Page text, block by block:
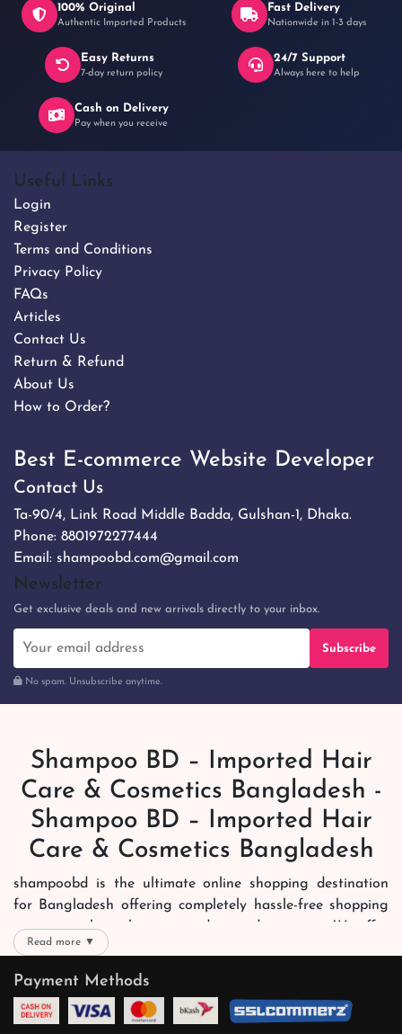
100% Original
Authentic Imported Products
Fast Delivery
Nationwide in 1-3 days
Easy Returns
7-day return policy
24/7 Support
Always here to help
Cash on Delivery
Pay when you receive
Useful Links
Login
Register
Terms and Conditions
Privacy Policy
FAQs
Articles
Contact Us
Return & Refund
About Us
How to Order?
Best E-commerce Website Developer
Contact Us
Ta-90/4, Link Road Middle Badda, Gulshan-1, Dhaka.
Phone: 8801972277444
Email: shampoobd.com@gmail.com
Newsletter
Get exclusive deals and new arrivals directly to your inbox.
Subscribe
No spam. Unsubscribe anytime.
Shampoo BD – Imported Hair
Care & Cosmetics Bangladesh -
Shampoo BD – Imported Hair
Care & Cosmetics Bangladesh
shampoobd is the ultimate online shopping destination
for Bangladesh offering completely hassle-free shopping
experience through secure and trusted gateways. We offer
you trendy and reliable shopping with all your preferred
brands and more. Now shopping is easier, quicker and
always joyous. We help you mark the exact choice here.
We offer our customers with memorable online shopping
Read more ▼
Payment Methods